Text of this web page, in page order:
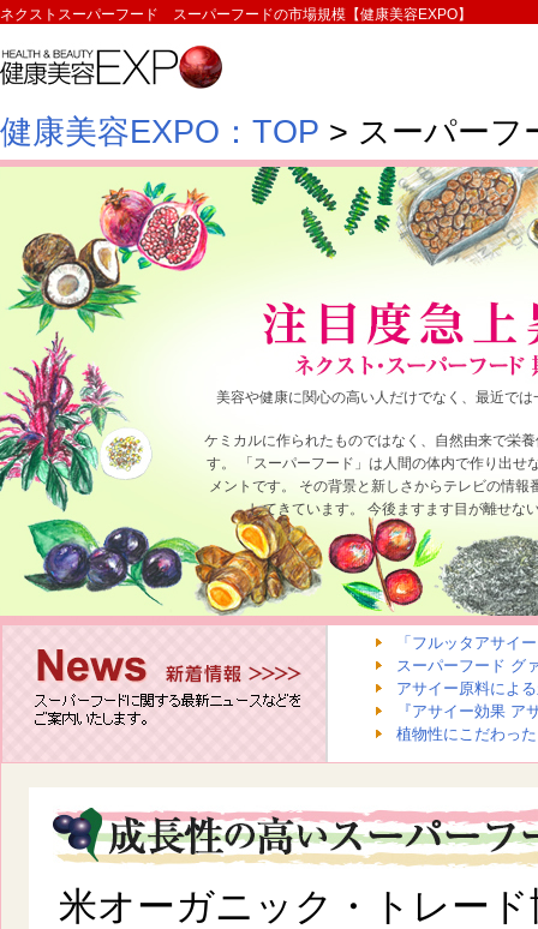
ネクストスーパーフード スーパーフードの市場規模【健康美容EXPO】
健康美容EXPO：TOP > スーパーフ
美容や健康に関心の高い人だけでなく、最近で
ケミカルに作られたものではなく、自然由来で栄
す。 「スーパーフード」は人間の体内で作り出せ
メントです。 その背景と新しさからテレビの情
してきています。 今後ますます目が離せな
「フルッタアサイ
スーパーフード グ
アサイー原料によ
『アサイー効果
植物性にこだわっ
米オーガニック・トレー